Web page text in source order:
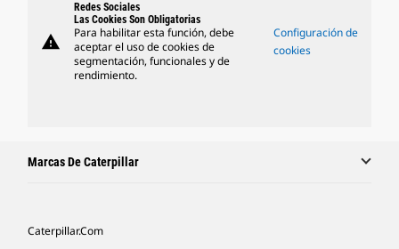
warning
Redes Sociales
Las Cookies Son Obligatorias
Para habilitar esta función, debe
aceptar el uso de cookies de
segmentación, funcionales y de
rendimiento.
Configuración de
cookies
Marcas De Caterpillar
Caterpillar.com